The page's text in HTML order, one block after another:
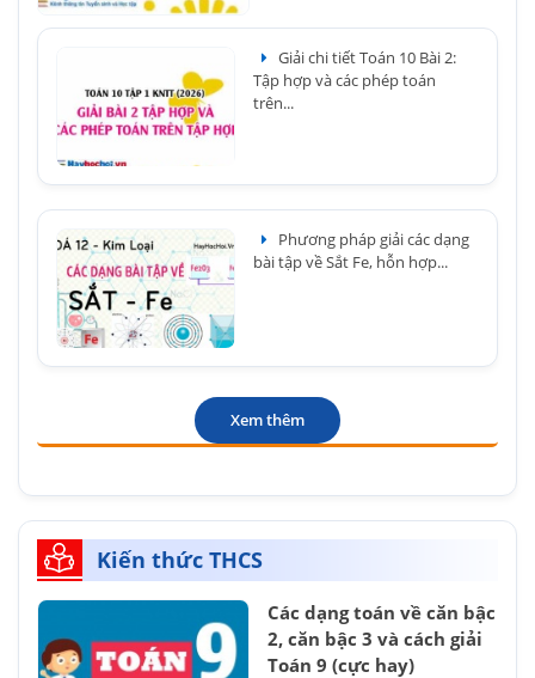
Giải chi tiết Toán 10 Bài 2:
Tập hợp và các phép toán
trên...
Phương pháp giải các dạng
bài tập về Sắt Fe, hỗn hợp...
Xem thêm
Kiến thức THCS
Các dạng toán về căn bậc
2, căn bậc 3 và cách giải
Toán 9 (cực hay)